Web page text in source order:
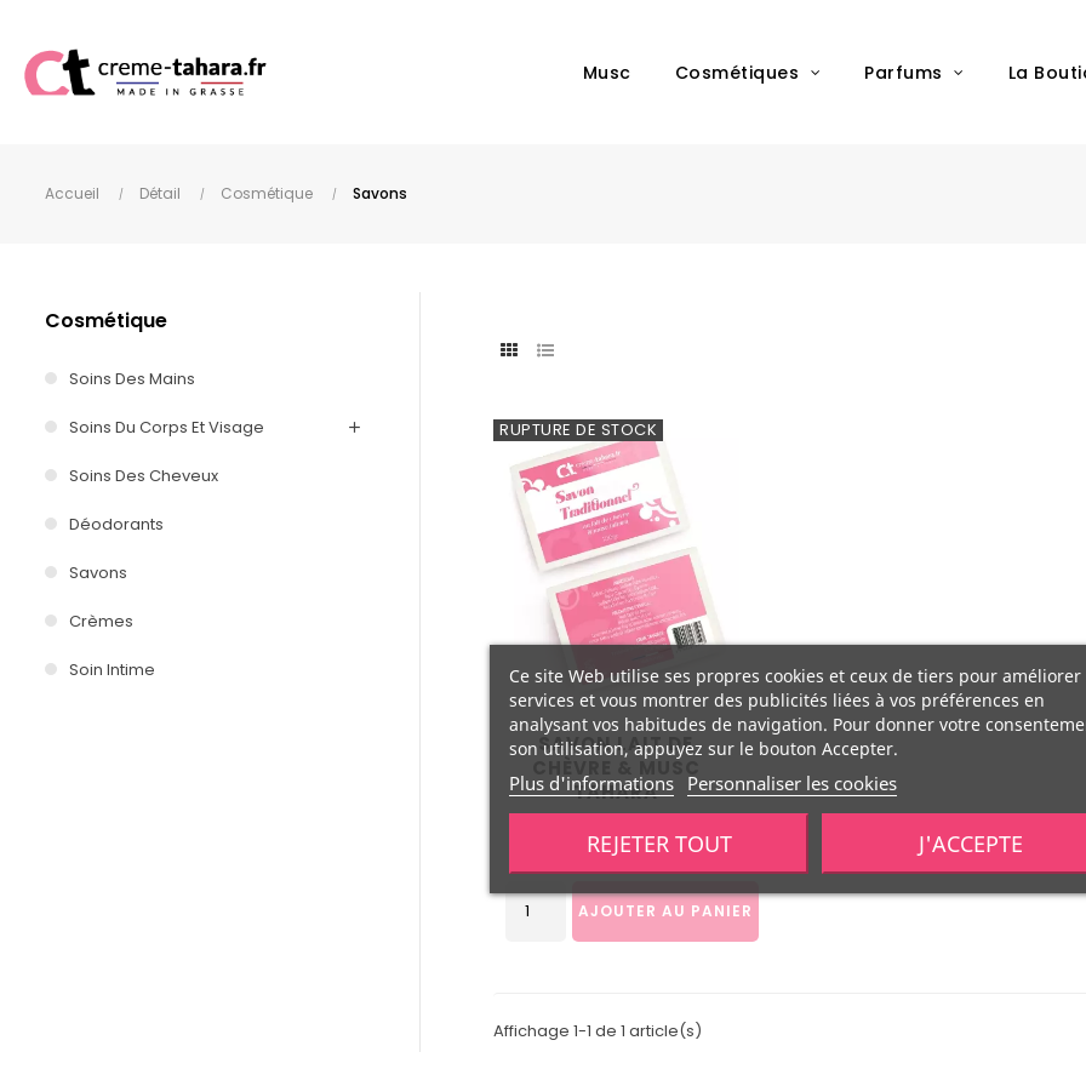
Musc Cosmétiques Parfums La
Accueil Détail Cosmétique Savons
Cosmétique
Soins Des Mains
Soins Du Corps Et Visage
Soins Des Cheveux
Déodorants
Savons
Crèmes
Soin Intime
RUPTURE DE STOCK
SAVON LAIT DE
TAHARA
8,90 €
AJOUTER AU PANIER
Affichage 1-1 de 1 article(s)
Ce site Web utilise ses propres cookies et ceux de tiers pour améliorer
services et vous montrer des publicités liées à vos préférences en
analysant vos habitudes de navigation. Pour donner votre
son utilisation, appuyez sur le bouton Accepter.
Plus d'informations Personnaliser les cookies
REJETER TOUT J'ACCEPTE